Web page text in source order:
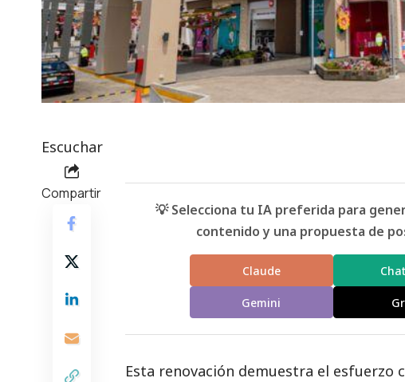
Escuchar
Compartir
💡 Selecciona tu IA preferida para
contenido y una propuesta de
Claude
Gemini
Esta renovación demuestra el esfuerzo